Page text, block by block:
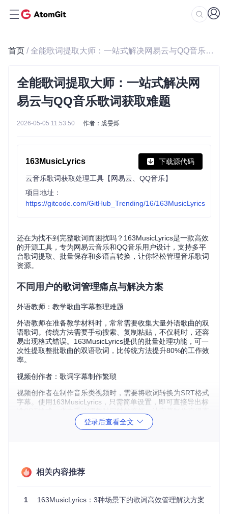
首页 / 全能歌词提取大师：一站式解决网易云与QQ音乐歌词获取难题
全能歌词提取大师：一站式解决网
易云与QQ音乐歌词获取难题
2026-05-05 11:53:50 作者：裘旻烁
163MusicLyrics 下载源代码
云音乐歌词获取处理工具【网易云、QQ音乐】
项目地址：
https://gitcode.com/GitHub_Trending/16/163MusicLyrics
还在为找不到完整歌词而困扰吗？163MusicLyrics是一款高效
的开源工具，专为网易云音乐和QQ音乐用户设计，支持多平
台歌词提取、批量保存和多语言转换，让你轻松管理音乐歌词
资源。
不同用户的歌词管理痛点与解决方案
外语教师：教学歌曲字幕整理难题
外语教师在准备教学材料时，常常需要收集大量外语歌曲的双
语歌词。传统方法需要手动搜索、复制粘贴，不仅耗时，还容
易出现格式错误。163MusicLyrics提供的批量处理功能，可一
次性提取整批歌曲的双语歌词，比传统方法提升80%的工作效
率。
视频创作者：歌词字幕制作繁琐
视频创作者在制作音乐类视频时，需要将歌词转换为SRT格式
字幕。使用163MusicLyrics，只需简单设置，即可直接导出标
个平台听到喜欢的歌曲，都能轻松获取歌词，实现一站式管
三步快速上手163MusicLyrics
登录后查看全文
相关内容推荐
1 163MusicLyrics：3种场景下的歌词高效管理解决方案